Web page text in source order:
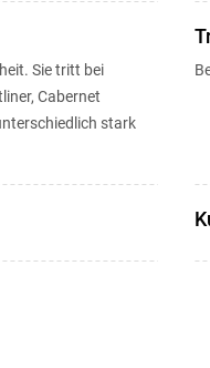
Sie tritt bei
Cabernet
stark